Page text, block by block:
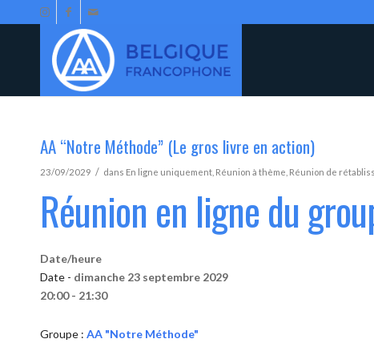
AA “Notre Méthode” (Le gros livre en action)
23/09/2029 / dans En ligne uniquement Réunion à thème Réunion de
Réunion en ligne du
Date/heure
Date - dimanche 23 septembre 2029
20:00 - 21:30
Groupe : AA "Notre Méthode"